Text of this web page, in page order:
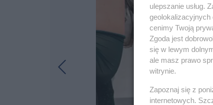
ulepszanie usług.
cenimy Twoją
Zgoda jest
się w lewym
ale masz prawo
witrynie.
Zapoznaj się z
internetowych.